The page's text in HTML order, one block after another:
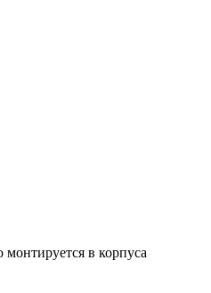
в корпуса